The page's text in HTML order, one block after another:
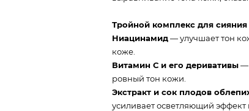
Тройной комплекс для
Ниацинамид— улучшает тон
коже.
Витамин С и его деривативы—
ровный тон кожи.
Экстракт и сок плодов
усиливает осветляющий эффект